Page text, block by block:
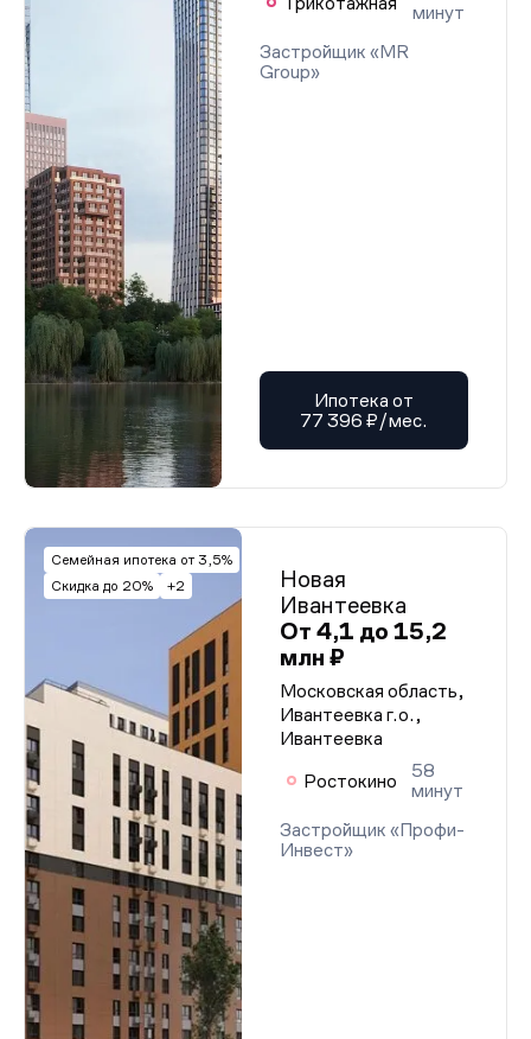
минут
Застройщик «MR
Group»
Ипотека от
77 396 ₽/мес.
Семейная ипотека от 3,5%
Скидка до 20%
+2
Новая
Ивантеевка
От 4,1 до 15,2
млн ₽
Московская область,
Ивантеевка г.о.,
Ивантеевка
Ростокино
58
минут
Застройщик «Профи-
Инвест»